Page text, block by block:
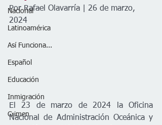
Nacional
Latinoamérica
Así Funciona...
Español
Educación
Inmigración
Crimen
Por Rafael Olavarría | 26 de marzo,
2024
El 23 de marzo de 2024 la Oficina
Nacional de Administración Oceánica y